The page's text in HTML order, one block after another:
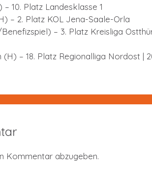
– 10. Platz Landesklasse 1
– 2. Platz KOL Jena-Saale-Orla
Benefizspiel) – 3. Platz Kreisliga
(H) – 18. Platz Regionalliga Nordost |
Kommentar abzugeben.